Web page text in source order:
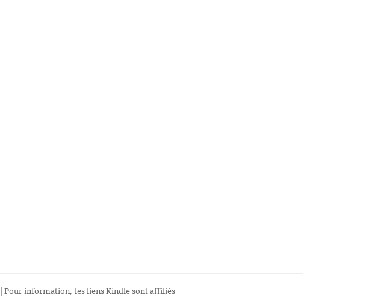
| Pour information, les liens Kindle sont affiliés